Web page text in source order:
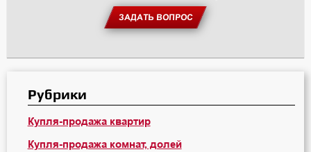
ЗАДАТЬ ВОПРОС
Рубрики
Купля-продажа квартир
Купля-продажа комнат, долей